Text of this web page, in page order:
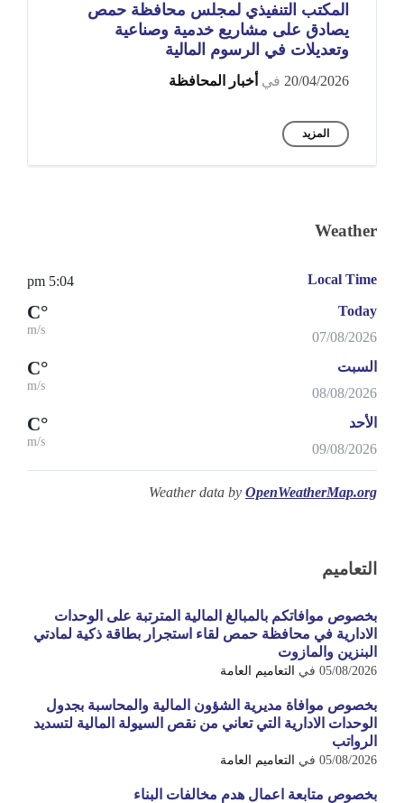
المكتب التنفيذي لمجلس محافظة حمص
يصادق على مشاريع خدمية وصناعية
وتعديلات في الرسوم المالية
20/04/2026 في أخبار المحافظة
المزيد
Weather
Local Time
5:04 pm
Today
07/08/2026
°C
m/s
السبت
08/08/2026
°C
m/s
الأحد
09/08/2026
°C
m/s
Weather data by OpenWeatherMap.org
التعاميم
بخصوص موافاتكم بالمبالغ المالية المترتبة على الوحدات
الادارية في محافظة حمص لقاء استجرار بطاقة ذكية لمادتي
البنزين والمازوت
05/08/2026 في التعاميم العامة
بخصوص موافاة مديرية الشؤون المالية والمحاسبة بجدول
الوحدات الادارية التي تعاني من نقص السيولة المالية لتسديد
الرواتب
05/08/2026 في التعاميم العامة
بخصوص متابعة اعمال هدم مخالفات البناء